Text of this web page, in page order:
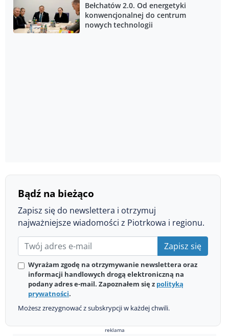
Bełchatów 2.0. Od energetyki
konwencjonalnej do centrum
nowych technologii
Bądź na bieżąco
Zapisz się do newslettera i otrzymuj
najważniejsze wiadomości z Piotrkowa i regionu.
Zapisz się
Wyrażam zgodę na otrzymywanie newslettera oraz
informacji handlowych drogą elektroniczną na
podany adres e-mail. Zapoznałem się z polityką
prywatności.
Możesz zrezygnować z subskrypcji w każdej chwili.
reklama